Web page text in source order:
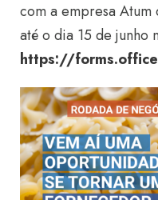
com a empresa Atum
até o dia 15 de junho
https://